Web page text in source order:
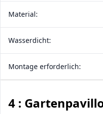
Material:
Wasserdicht:
Montage erforderlich:
4 :